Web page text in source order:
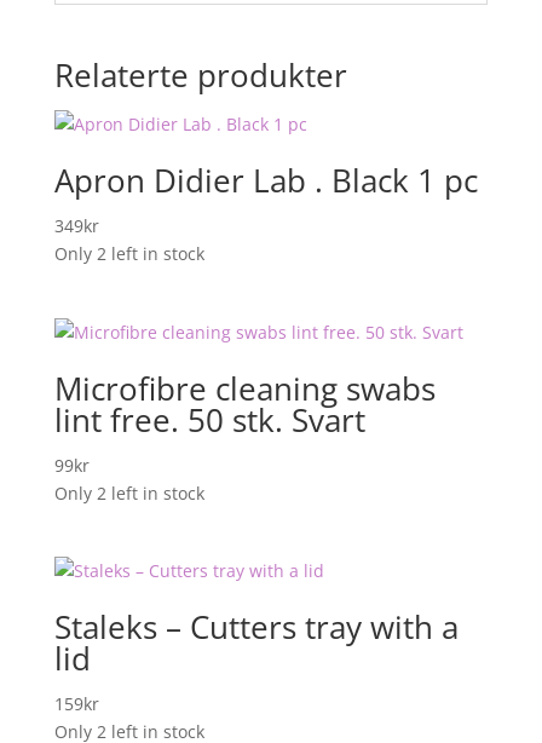
Relaterte produkter
Apron Didier Lab . Black 1 pc
349kr
Only 2 left in stock
Microfibre cleaning swabs
lint free. 50 stk. Svart
99kr
Only 2 left in stock
Staleks – Cutters tray with a
lid
159kr
Only 2 left in stock